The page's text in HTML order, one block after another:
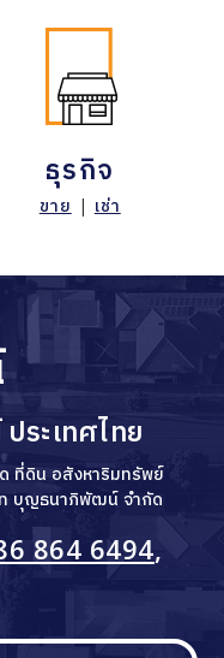
ธุรกิจ
ขาย | เช่า
ระเทศไทย
ที่ดิน อสังหาริมทรัพย์
ท บุญธนาภิพัฒน์ จำกัด
864 6494,